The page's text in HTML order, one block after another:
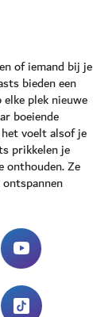
of iemand bij je
bieden een
plek nieuwe
boeiende
voelt alsof je
prikkelen je
onthouden. Ze